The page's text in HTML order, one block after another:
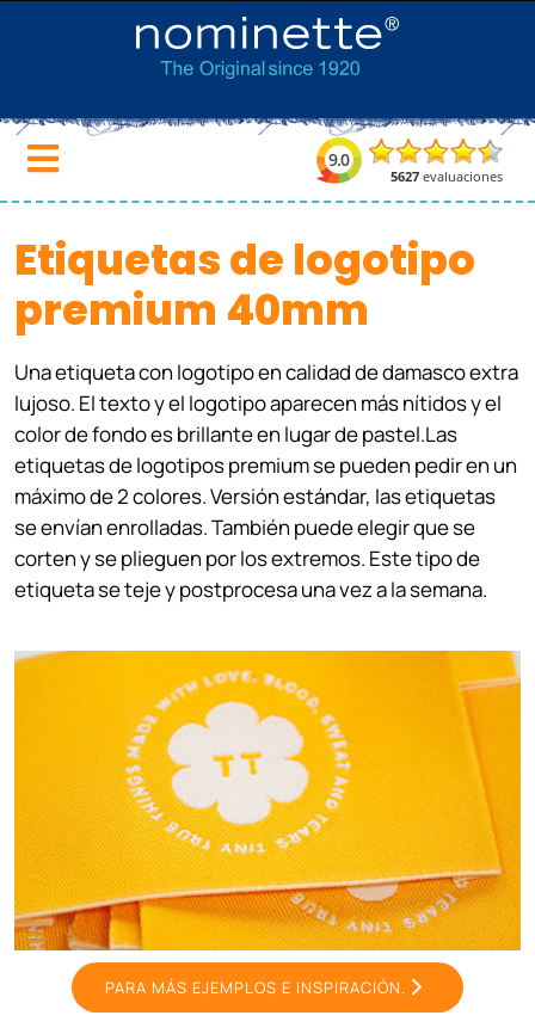
Etiquetas de logotipo
premium 40mm
Una etiqueta con logotipo en calidad de damasco extra
lujoso. El texto y el logotipo aparecen más nítidos y el
color de fondo es brillante en lugar de pastel.Las
etiquetas de logotipos premium se pueden pedir en un
máximo de 2 colores.Versión estándar, las etiquetas
se envían enrolladas. También puede elegir que se
corten y se plieguen por los extremos. Este tipo de
etiqueta se teje y postprocesa una vez a la semana.
PARA MÁS EJEMPLOS E INSPIRACIÓN.